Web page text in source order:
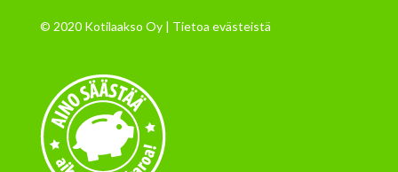
© 2020 Kotilaakso Oy | Tietoa evästeistä